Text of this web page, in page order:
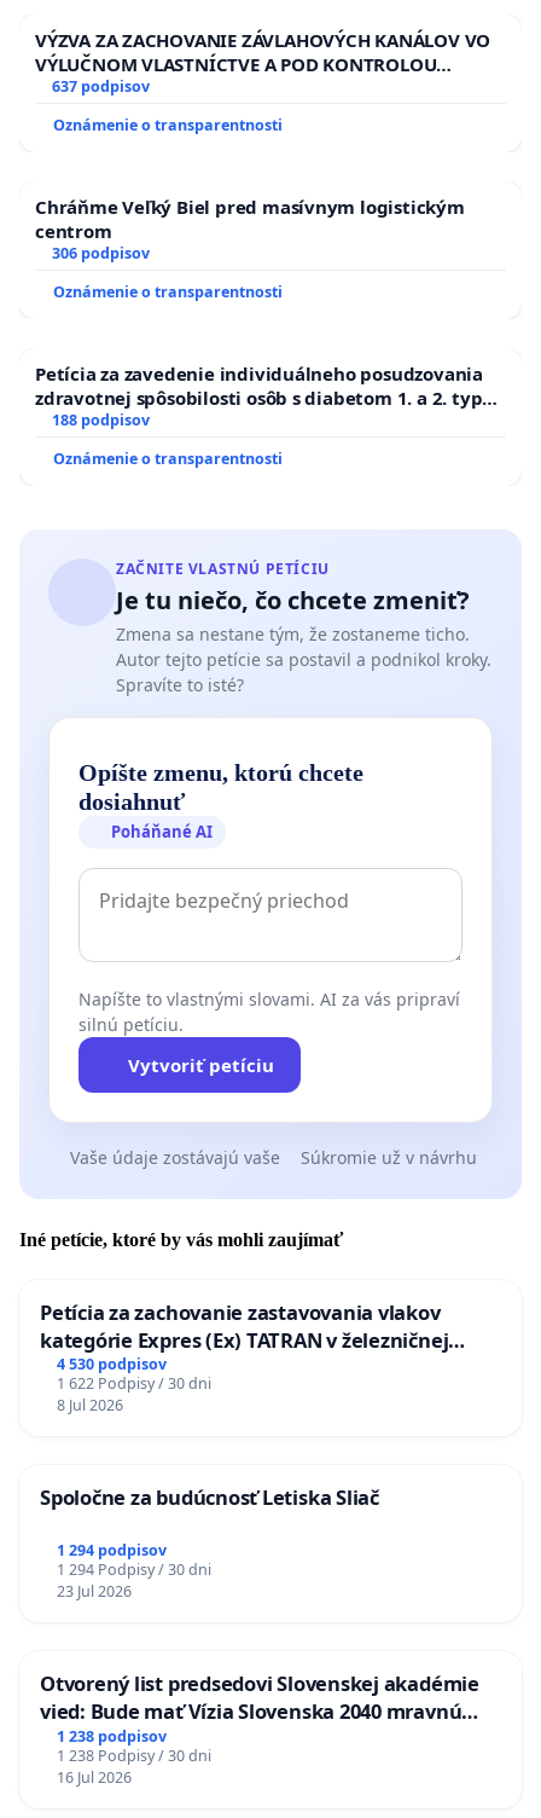
VÝZVA ZA ZACHOVANIE ZÁVLAHOVÝCH KANÁLOV VO
VÝLUČNOM VLASTNÍCTVE A POD KONTROLOU
SLOVENSKEJ REPUBLIKY & žiadosť na riešenie
zanedbaného stavu závlahových a odvodňovacích
kanálov na Slovensku
637 podpisov
Oznámenie o transparentnosti
Chráňme Veľký Biel pred masívnym logistickým
centrom
306 podpisov
Oznámenie o transparentnosti
Petícia za zavedenie individuálneho posudzovania
zdravotnej spôsobilosti osôb s diabetom 1. a 2. typu
pri prijímaní do Policajného zboru SR
188 podpisov
Oznámenie o transparentnosti
ZAČNITE VLASTNÚ PETÍCIU
Je tu niečo, čo chcete zmeniť?
Zmena sa nestane tým, že zostaneme ticho.
Autor tejto petície sa postavil a podnikol kroky.
Spravíte to isté?
Opíšte zmenu, ktorú chcete
dosiahnuť
Poháňané AI
Napíšte to vlastnými slovami. AI za vás pripraví
silnú petíciu.
Vytvoriť petíciu
Vaše údaje zostávajú vaše Súkromie už v návrhu
Iné petície, ktoré by vás mohli zaujímať
Petícia za zachovanie zastavovania vlakov
kategórie Expres (Ex) TATRAN v železničnej
stanici Púchov
4 530 podpisov
1 622 Podpisy / 30 dni
8 Jul 2026
Spoločne za budúcnosť Letiska Sliač
1 294 podpisov
1 294 Podpisy / 30 dni
23 Jul 2026
Otvorený list predsedovi Slovenskej akadémie
vied: Bude mať Vízia Slovenska 2040 mravnú
chrbticu?
1 238 podpisov
1 238 Podpisy / 30 dni
16 Jul 2026